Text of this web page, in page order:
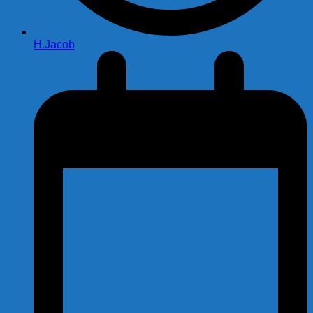
H.Jacob